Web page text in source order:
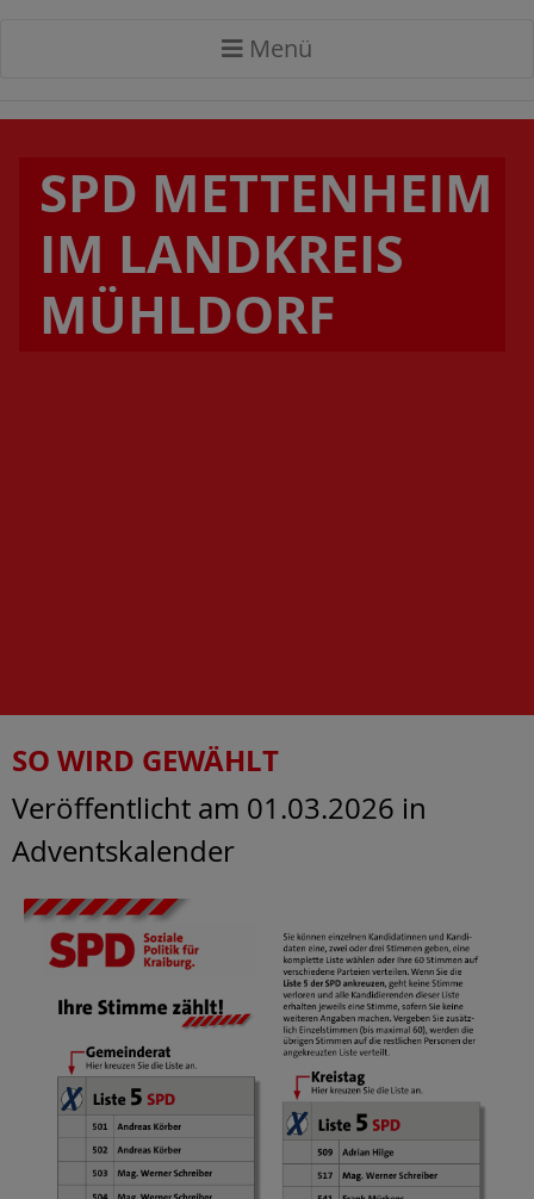
Menü
SPD METTENHEIM
IM LANDKREIS
MÜHLDORF
SO WIRD GEWÄHLT
Veröffentlicht am 01.03.2026 in
Adventskalender